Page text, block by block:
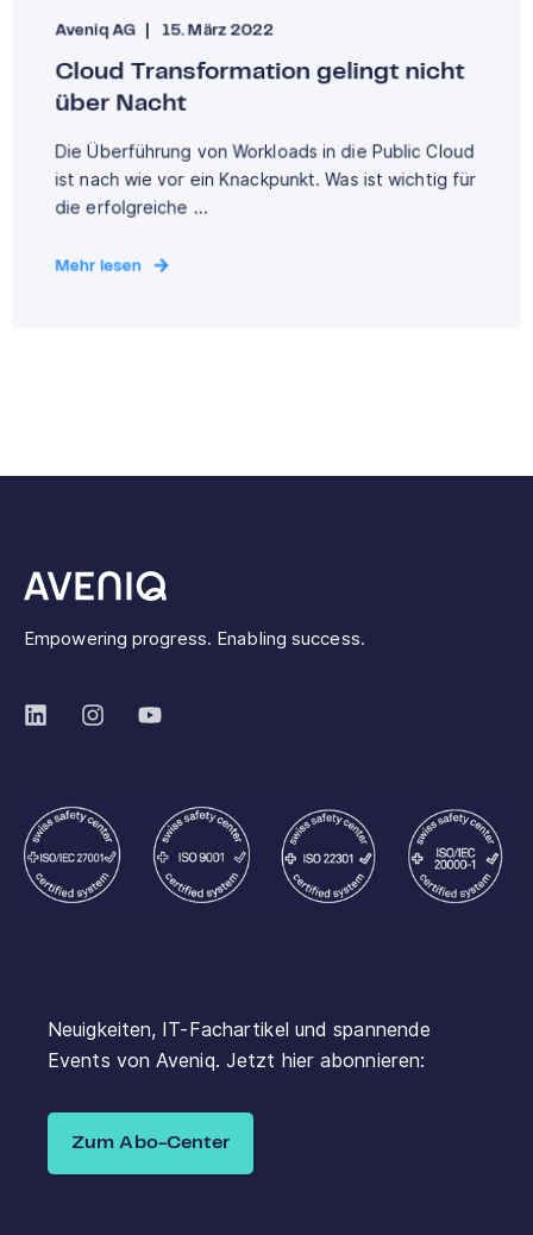
Aveniq AG 15. März 2022
Cloud Transformation gelingt nicht
über Nacht
Die Überführung von Workloads in die Public Cloud
ist nach wie vor ein Knackpunkt. Was ist wichtig für
die erfolgreiche ...
Mehr lesen
Empowering progress. Enabling success.
Neuigkeiten, IT-Fachartikel und spannende
Events von Aveniq. Jetzt hier abonnieren:
Zum Abo-Center